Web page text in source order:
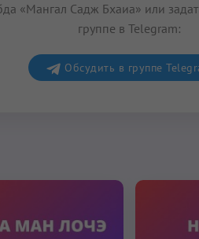
«Мангал Садж Бхаиа» или
группе в Telegram:
Обсудить в группе